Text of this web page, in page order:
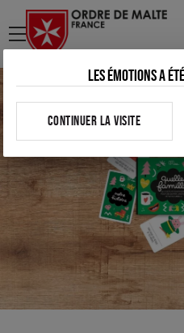
menu
Les émotions a
CONTINUER LA VISITE